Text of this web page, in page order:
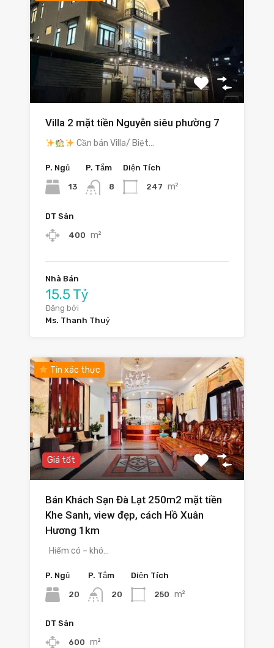
Villa 2 mặt tiền Nguyễn siêu phường 7
Cần bán Villa/ Biệt…
P. Ngủ
13
P. Tắm
8
Diện Tích
247 m²
DT Sàn
400 m²
Nhà Bán
15.5 Tỷ
Đăng bởi
Ms. Thanh Thuỷ
Tin xác thực
Giá tốt
Bán Khách Sạn Đà Lạt 250m2 mặt tiền
Khe Sanh, view đẹp, cách Hồ Xuân
Hương 1km
Hiếm có – khó…
P. Ngủ
20
P. Tắm
20
Diện Tích
250 m²
DT Sàn
600 m²